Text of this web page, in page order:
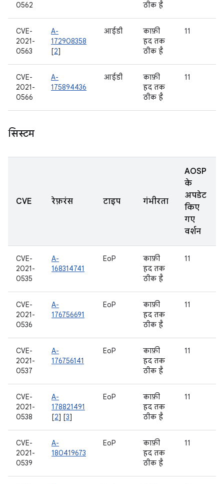
0562
ठीक है
CVE-
2021-
0563
A-
172908358
[2]
आईडी
काफ़ी
हद तक
ठीक है
11
CVE-
2021-
0566
A-
175894436
आईडी
काफ़ी
हद तक
ठीक है
11
सिस्टम
CVE रेफ़रंस टाइप गंभीरता
AOSP
के
अपडेट
किए
गए
वर्शन
CVE-
2021-
0535
A-
168314741
EoP
काफ़ी
हद तक
ठीक है
11
CVE-
2021-
0536
A-
176756691
EoP
काफ़ी
हद तक
ठीक है
11
CVE-
2021-
0537
A-
176756141
EoP
काफ़ी
हद तक
ठीक है
11
CVE-
2021-
0538
A-
178821491
[2] [3]
EoP
काफ़ी
हद तक
ठीक है
11
CVE-
2021-
0539
A-
180419673
EoP
काफ़ी
हद तक
ठीक है
11